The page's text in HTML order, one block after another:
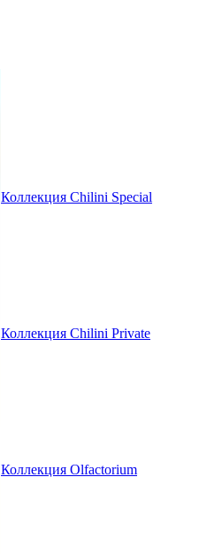
Коллекция Chilini Special
Коллекция Chilini Private
Коллекция Olfactorium